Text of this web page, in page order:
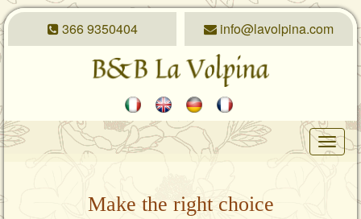
366 9350404 info@lavolpina.com
Make the right choice